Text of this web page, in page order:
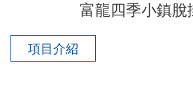
富龍四季小鎮脫
項目介紹